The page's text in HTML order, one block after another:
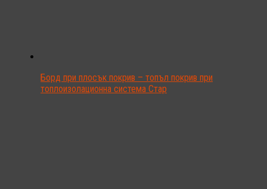
Борд при плосък покрив – топъл покрив при
топлоизолационна система Стар